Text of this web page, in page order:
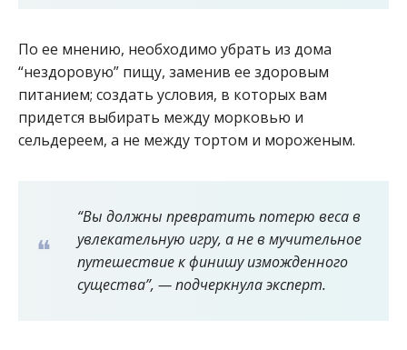
По ее мнению, необходимо убрать из дома
“нездоровую” пищу, заменив ее здоровым
питанием; создать условия, в которых вам
придется выбирать между морковью и
сельдереем, а не между тортом и мороженым.
“Вы должны превратить потерю веса в
увлекательную игру, а не в мучительное
путешествие к финишу изможденного
существа”, — подчеркнула эксперт.